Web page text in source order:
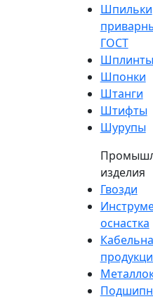
Шпильки
ГОСТ
Шплинты
Шпонки
Штанги
Штифты
Шурупы
изделия
Гвозди
оснастка